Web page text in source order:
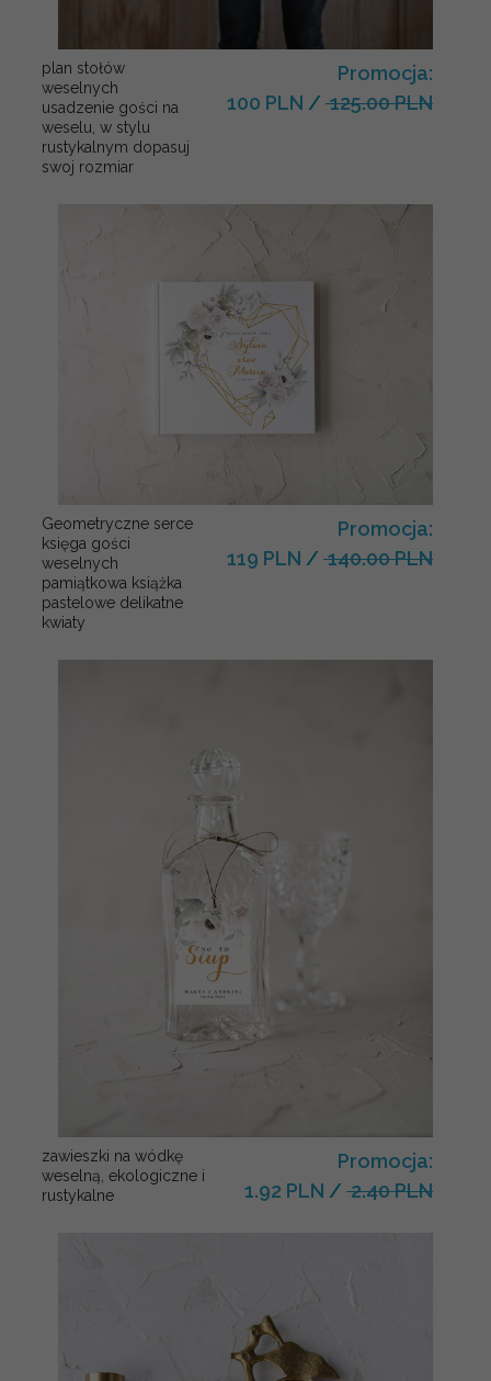
plan stołów
weselnych
usadzenie gości na
weselu, w stylu
rustykalnym dopasuj
swoj rozmiar
Promocja:
100 PLN / 125.00 PLN
Geometryczne serce
księga gości
weselnych
pamiątkowa książka
pastelowe delikatne
kwiaty
Promocja:
119 PLN / 140.00 PLN
zawieszki na wódkę
weselną, ekologiczne i
rustykalne
Promocja:
1.92 PLN / 2.40 PLN